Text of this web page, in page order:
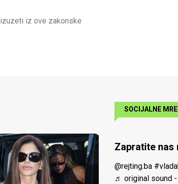
iz ove zakonske
SOCIJALNE
Zapratite nas
@rejting.ba
♬ original sound -